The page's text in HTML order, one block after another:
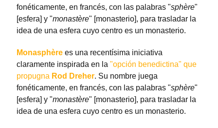
fonéticamente, en francés, con las palabras "sphère"
[esfera] y "monastère" [monasterio], para trasladar la
idea de una esfera cuyo centro es un monasterio.
Monasphère es una recentísima iniciativa
claramente inspirada en la "opción benedictina" que
propugna Rod Dreher. Su nombre juega
fonéticamente, en francés, con las palabras "sphère"
[esfera] y "monastère" [monasterio], para trasladar la
idea de una esfera cuyo centro es un monasterio.